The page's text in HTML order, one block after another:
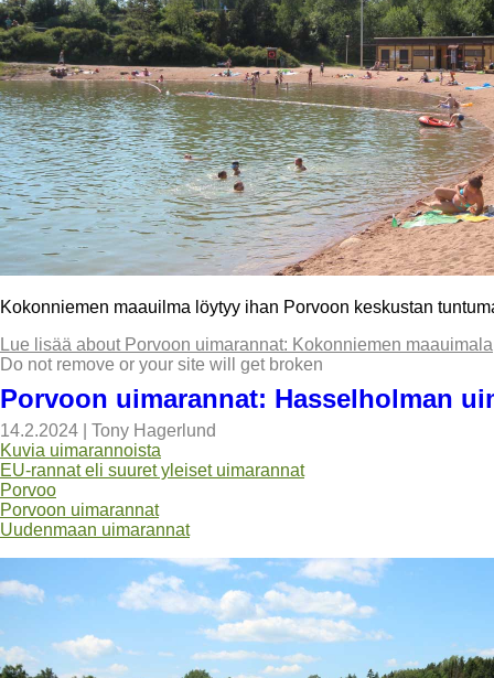
Kokonniemen maauilma löytyy ihan Porvoon keskustan
Lue lisää about Porvoon uimarannat: Kokonniemen maauimala
Do not remove or your site will get broken
Porvoon uimarannat: Hasselholman
14.2.2024
Tony Hagerlund
Kuvia uimarannoista
EU-rannat eli suuret yleiset uimarannat
Porvoo
Porvoon uimarannat
Uudenmaan uimarannat